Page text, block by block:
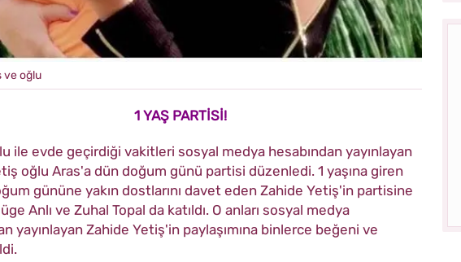
ve oğlu
1 YAŞ PARTİSİ!
ile evde geçirdiği vakitleri sosyal medya hesabından yayınlayan
oğlu Aras'a dün doğum günü partisi düzenledi. 1 yaşına giren
gününe yakın dostlarını davet eden Zahide Yetiş'in partisine
Anlı ve Zuhal Topal da katıldı. O anları sosyal medya
yayınlayan Zahide Yetiş'in paylaşımına binlerce beğeni ve